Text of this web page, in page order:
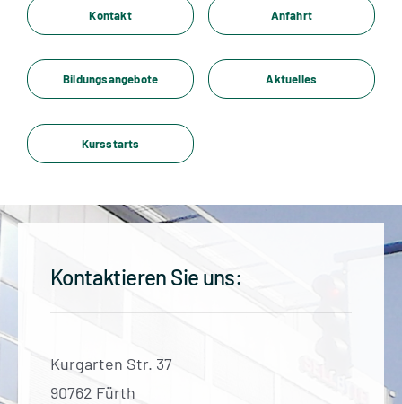
Standorte
Jobs
Kontakt Anfahrt
Bildungsangebote Aktuelles
Kursstarts
Kontaktieren Sie uns:
Kurgarten Str. 37
90762 Fürth